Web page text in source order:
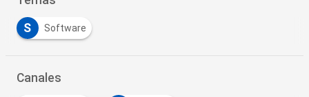
S Software
Canales